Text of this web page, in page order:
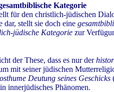
Kategorie
für den christlich-jüdischen
dar, stellt sie doch eine
jüdische Kategorie zur
der These, dass es nur der
mit seiner jüdischen
Deutung seines Geschicks
innerjüdisches Phänomen.